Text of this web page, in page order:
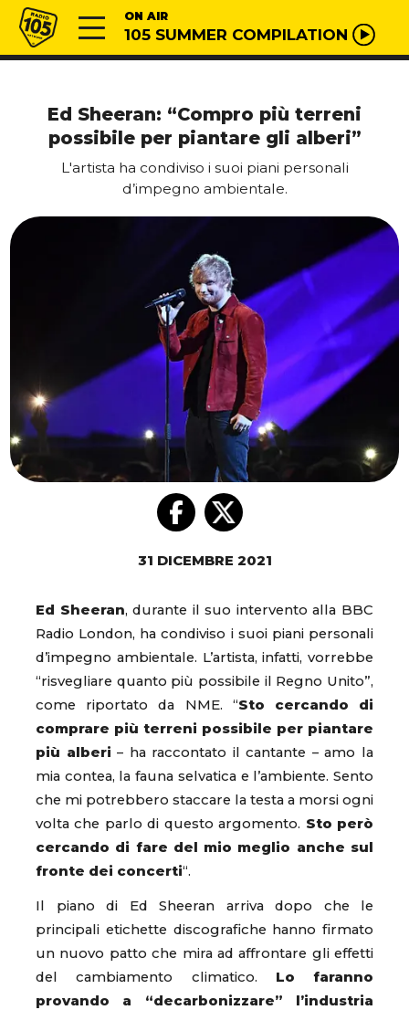
Vai al contenuto
Radio 105 ON AIR
105 SUMMER COMPILATION
Ed Sheeran: “Compro più terreni
possibile per piantare gli alberi”
L'artista ha condiviso i suoi piani personali
d’impegno ambientale.
31 DICEMBRE 2021
Ed Sheeran, durante il suo intervento alla BBC
Radio London, ha condiviso i suoi piani personali
d’impegno ambientale. L’artista, infatti, vorrebbe
“risvegliare quanto più possibile il Regno Unito”,
come riportato da NME. “Sto cercando di
comprare più terreni possibile per piantare
più alberi – ha raccontato il cantante – amo la
mia contea, la fauna selvatica e l’ambiente. Sento
che mi potrebbero staccare la testa a morsi ogni
volta che parlo di questo argomento. Sto però
cercando di fare del mio meglio anche sul
fronte dei concerti“.
Il piano di Ed Sheeran arriva dopo che le
principali etichette discografiche hanno firmato
un nuovo patto che mira ad affrontare gli effetti
del cambiamento climatico. Lo faranno
provando a “decarbonizzare” l’industria